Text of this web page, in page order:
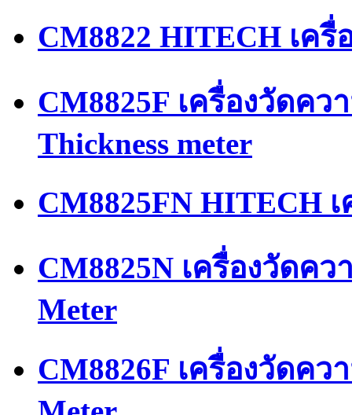
CM8822 HITECH เค
CM8825F เครื่องวัดค
Thickness meter
CM8825FN HITECH
CM8825N เครื่องวัดค
Meter
CM8826F เครื่องวัดคว